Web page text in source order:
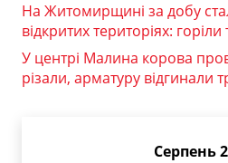
На Житомирщині за добу
відкритих територіях: горіли
У центрі Малина корова
різали, арматуру
Серпень